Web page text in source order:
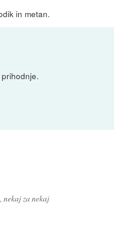
in metan.
nekaj za nekaj